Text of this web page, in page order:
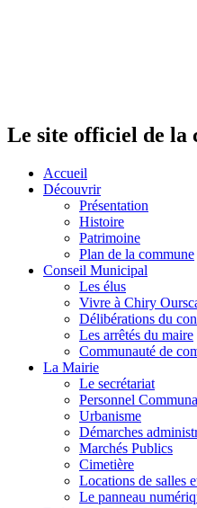
Le site officiel de la
Accueil
Découvrir
Présentation
Histoire
Patrimoine
Plan de la commune
Conseil Municipal
Les élus
Vivre à Chiry
Délibérations du
Les arrêtés du maire
Communauté de
La Mairie
Le secrétariat
Personnel
Urbanisme
Démarches
Marchés Publics
Cimetière
Locations de salles
Le panneau